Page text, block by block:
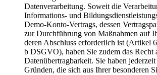
Datenverarbeitung. Soweit die
Informations- und
Demo-Konto-Vertrags, dessen
zur Durchführung von Maßnahmen auf
deren Abschluss erforderlich ist (Artikel
b DSGVO), haben Sie zudem das Recht
Datenübertragbarkeit. Sie haben jederzeit
Gründen, die sich aus Ihrer besonderen